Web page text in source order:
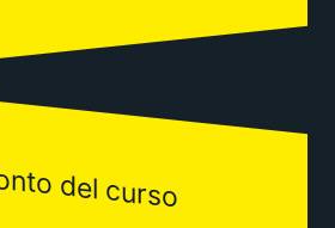
del curso